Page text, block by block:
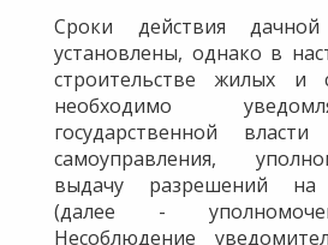
Сроки действия
установлены, однако в
строительстве жилых и
необходимо
государственной
самоуправления,
выдачу разрешений на
(далее -
Несоблюдение